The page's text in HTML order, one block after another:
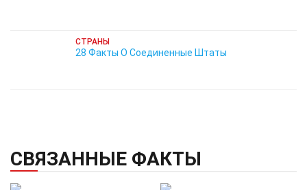
СТРАНЫ
28 Факты О Соединенные Штаты
СВЯЗАННЫЕ ФАКТЫ